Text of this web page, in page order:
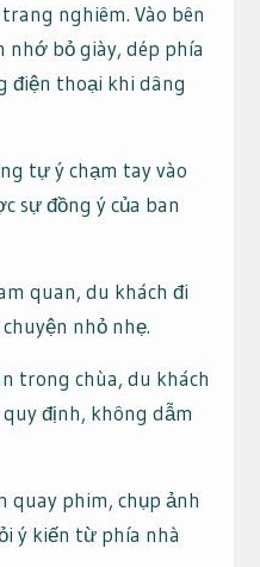
nghiêm. Vào bên
bỏ giày, dép phía
điện thoại khi dâng
tự ý chạm tay vào
sự đồng ý của ban
quan, du khách đi
nhỏ nhẹ.
trong chùa, du khách
định, không dẫm
quay phim, chụp ảnh
ý kiến từ phía nhà